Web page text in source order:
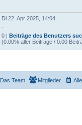
Di 22. Apr 2025, 14:04
-
0 | Beiträge des Benutzers
(0.00% aller Beiträge / 0.00
Mitglieder
Das Team